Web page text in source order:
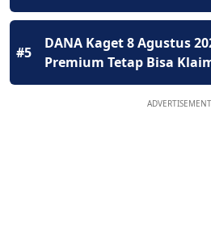
#5
DANA Kaget 8 Agustus
Premium Tetap Bisa